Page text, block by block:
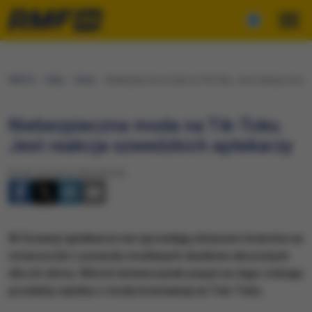
Niebezpieczna moda na Tik-Toku.
Jest reakcja szwedzkich aptekarzy